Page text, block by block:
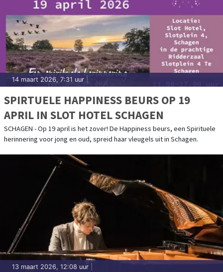
14 maart 2026, 7:31 uur
SPIRTUELE HAPPINESS BEURS OP 19
APRIL IN SLOT HOTEL SCHAGEN
SCHAGEN - Op 19 april is het zover! De Happiness beurs, een Spirituele
herinnering voor jong en oud, spreid haar vleugels uit in Schagen.
13 maart 2026, 12:08 uur